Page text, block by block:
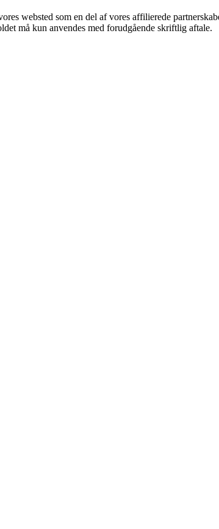
websted som en del af vores affilierede
må kun anvendes med forudgående skriftlig aftale.